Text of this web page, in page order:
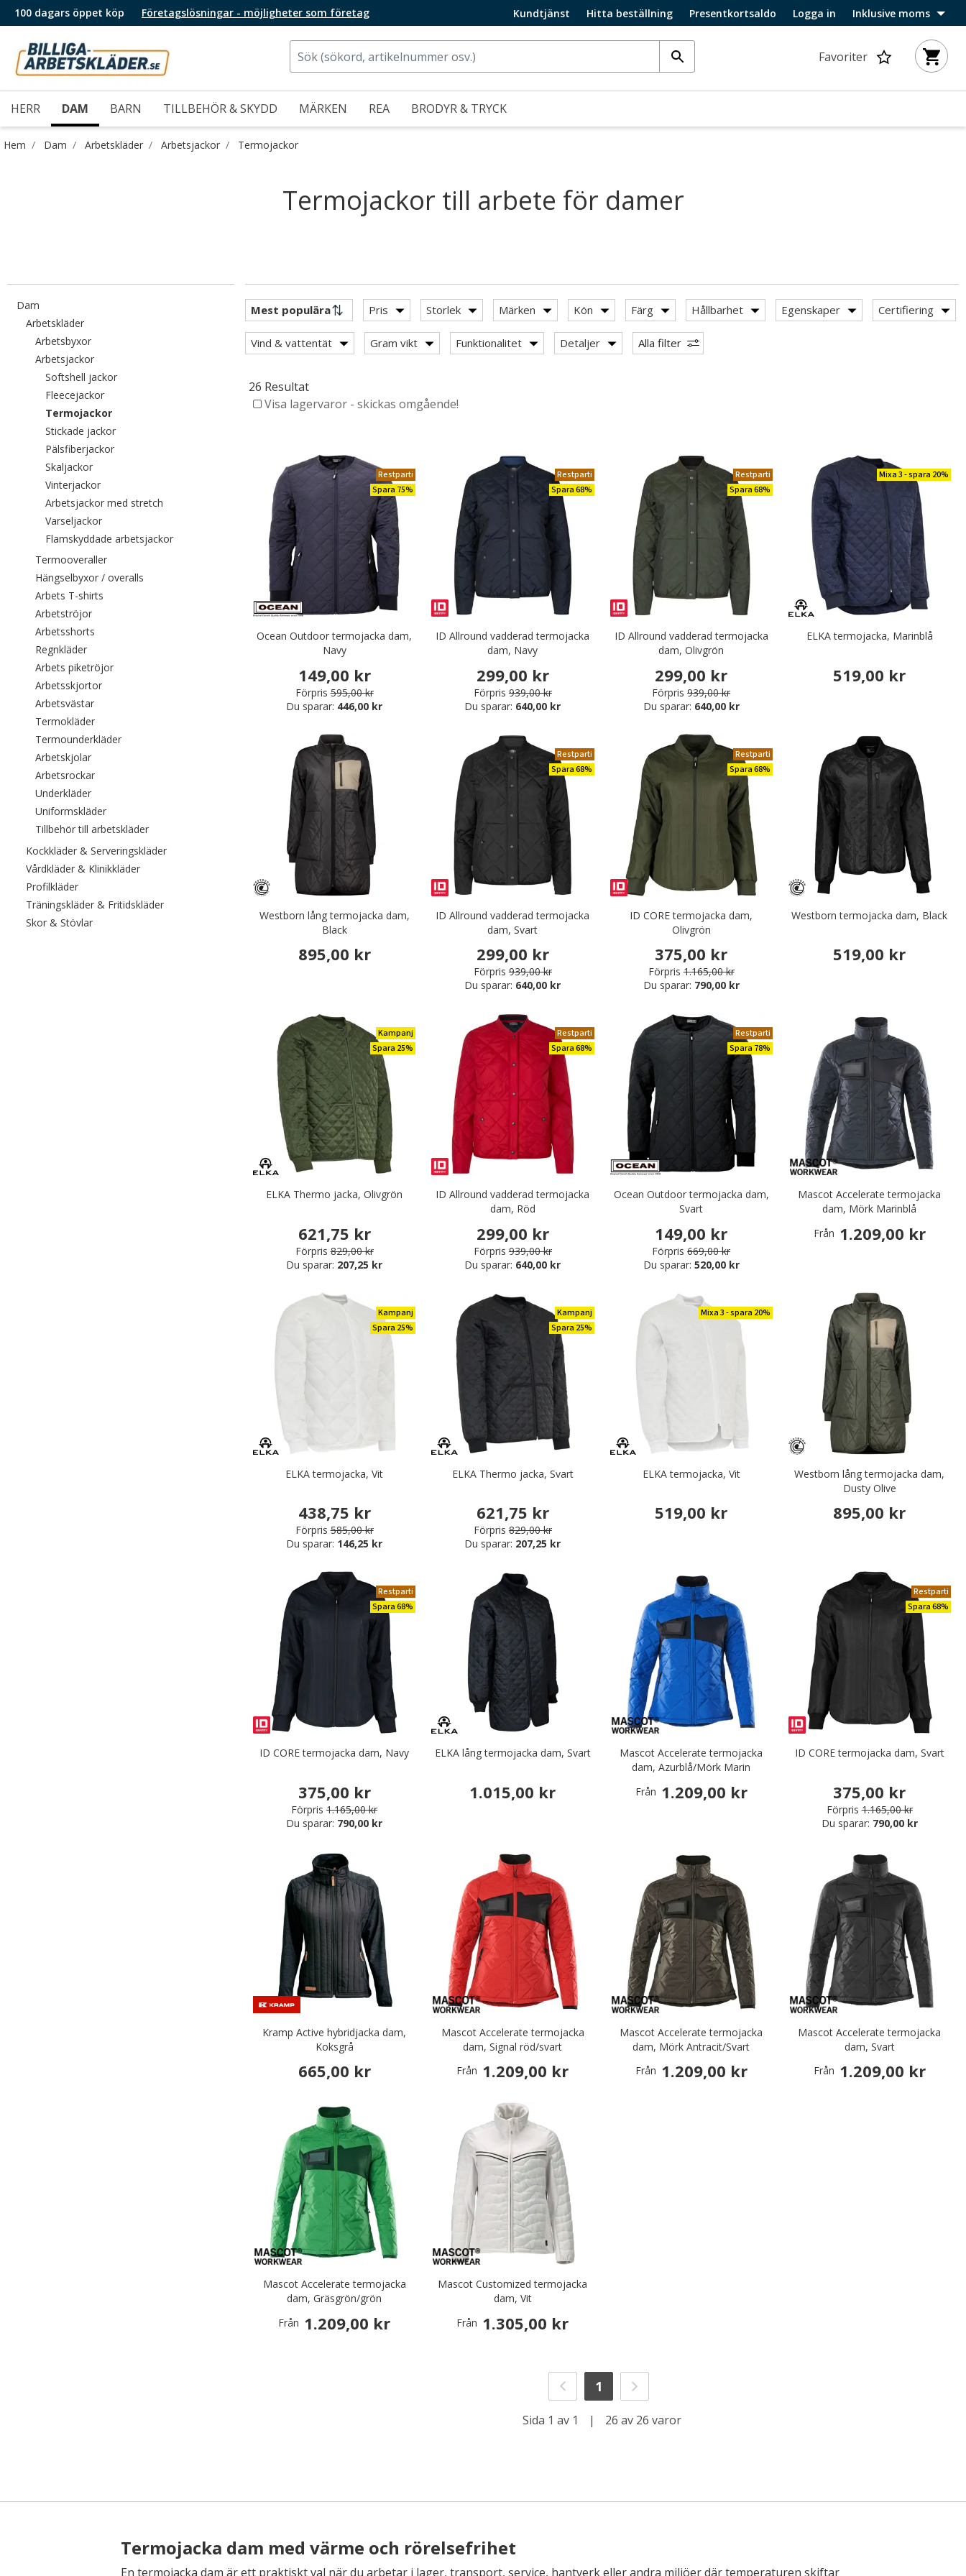
100 dagars öppet köp Företagslösningar - möjligheter som företag Kundtjänst Hitta beställning Presentkortsaldo Logga in Inklusive moms
Favoriter
HERR DAM BARN TILLBEHÖR & SKYDD MÄRKEN REA BRODYR & TRYCK
Hem Dam Arbetskläder Arbetsjackor Termojackor
Termojackor till arbete för damer
Dam
ArbetskläderFiltrera efter category: Arbetskläder
ArbetsbyxorFiltrera efter category: Arbetsbyxor
ArbetsjackorFiltrera efter category: Arbetsjackor
Softshell jackorFiltrera efter category: Softshell jackor
FleecejackorFiltrera efter category: Fleecejackor
TermojackorValda För närvarande sorterad efter category: Termojackor
Stickade jackorFiltrera efter category: Stickade jackor
PälsfiberjackorFiltrera efter category: Pälsfiberjackor
SkaljackorFiltrera efter category: Skaljackor
VinterjackorFiltrera efter category: Vinterjackor
Arbetsjackor med stretchFiltrera efter category: Arbetsjackor med stretch
VarseljackorFiltrera efter category: Varseljackor
Flamskyddade arbetsjackorFiltrera efter category: Flamskyddade arbetsjackor
TermooverallerFiltrera efter category: Termooveraller
Hängselbyxor / overalls Filtrera efter category: Hängselbyxor / overalls
Arbets T-shirts Filtrera efter category: Arbets T-shirts
ArbetströjorFiltrera efter category: Arbetströjor
Arbetsshorts Filtrera efter category: Arbetsshorts
RegnkläderFiltrera efter category: Regnkläder
Arbets piketröjorFiltrera efter category: Arbets piketröjor
ArbetsskjortorFiltrera efter category: Arbetsskjortor
ArbetsvästarFiltrera efter category: Arbetsvästar
TermokläderFiltrera efter category: Termokläder
TermounderkläderFiltrera efter category: Termounderkläder
ArbetskjolarFiltrera efter category: Arbetskjolar
ArbetsrockarFiltrera efter category: Arbetsrockar
UnderkläderFiltrera efter category: Underkläder
UniformskläderFiltrera efter category: Uniformskläder
Tillbehör till arbetskläderFiltrera efter category: Tillbehör till arbetskläder
Kockkläder & ServeringskläderFiltrera efter category: Kockkläder & Serveringskläder
Vårdkläder & KlinikkläderFiltrera efter category: Vårdkläder & Klinikkläder
ProfilkläderFiltrera efter category: Profilkläder
Träningskläder & FritidskläderFiltrera efter category: Träningskläder & Fritidskläder
Skor & StövlarFiltrera efter category: Skor & Stövlar
Pris Storlek Märken Kön Färg Hållbarhet Egenskaper Certifiering
Vind & vattentät Gram vikt Funktionalitet Detaljer Alla filter
26 Resultat
Visa lagervaror - skickas omgående!
Restparti
Spara 75%
Ocean Outdoor termojacka dam,
Navy
149,00 kr
Förpris 595,00 kr
Du sparar: 446,00 kr
Restparti
Spara 68%
ID Allround vadderad termojacka
dam, Navy
299,00 kr
Förpris 939,00 kr
Du sparar: 640,00 kr
Restparti
Spara 68%
ID Allround vadderad termojacka
dam, Olivgrön
299,00 kr
Förpris 939,00 kr
Du sparar: 640,00 kr
Mixa 3 - spara 20%
ELKA termojacka, Marinblå
519,00 kr
Westborn lång termojacka dam,
Black
895,00 kr
Restparti
Spara 68%
ID Allround vadderad termojacka
dam, Svart
299,00 kr
Förpris 939,00 kr
Du sparar: 640,00 kr
Restparti
Spara 68%
ID CORE termojacka dam,
Olivgrön
375,00 kr
Förpris 1.165,00 kr
Du sparar: 790,00 kr
Westborn termojacka dam, Black
519,00 kr
Kampanj
Spara 25%
ELKA Thermo jacka, Olivgrön
621,75 kr
Förpris 829,00 kr
Du sparar: 207,25 kr
Restparti
Spara 68%
ID Allround vadderad termojacka
dam, Röd
299,00 kr
Förpris 939,00 kr
Du sparar: 640,00 kr
Restparti
Spara 78%
Ocean Outdoor termojacka dam,
Svart
149,00 kr
Förpris 669,00 kr
Du sparar: 520,00 kr
Mascot Accelerate termojacka
dam, Mörk Marinblå
Från 1.209,00 kr
Kampanj
Spara 25%
ELKA termojacka, Vit
438,75 kr
Förpris 585,00 kr
Du sparar: 146,25 kr
Kampanj
Spara 25%
ELKA Thermo jacka, Svart
621,75 kr
Förpris 829,00 kr
Du sparar: 207,25 kr
Mixa 3 - spara 20%
ELKA termojacka, Vit
519,00 kr
Westborn lång termojacka dam,
Dusty Olive
895,00 kr
Restparti
Spara 68%
ID CORE termojacka dam, Navy
375,00 kr
Förpris 1.165,00 kr
Du sparar: 790,00 kr
ELKA lång termojacka dam, Svart
1.015,00 kr
Mascot Accelerate termojacka
dam, Azurblå/Mörk Marin
Från 1.209,00 kr
Restparti
Spara 68%
ID CORE termojacka dam, Svart
375,00 kr
Förpris 1.165,00 kr
Du sparar: 790,00 kr
Kramp Active hybridjacka dam,
Koksgrå
665,00 kr
Mascot Accelerate termojacka
dam, Signal röd/svart
Från 1.209,00 kr
Mascot Accelerate termojacka
dam, Mörk Antracit/Svart
Från 1.209,00 kr
Mascot Accelerate termojacka
dam, Svart
Från 1.209,00 kr
Mascot Accelerate termojacka
dam, Gräsgrön/grön
Från 1.209,00 kr
Mascot Customized termojacka
dam, Vit
Från 1.305,00 kr
1
Sida 1 av 1 | 26 av 26 varor
Termojacka dam med värme och rörelsefrihet
En termojacka dam är ett praktiskt val när du arbetar i lager, transport, service, hantverk eller andra miljöer där temperaturen skiftar